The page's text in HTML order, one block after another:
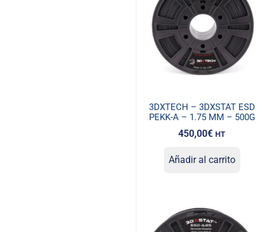
3DXTECH – 3DXSTAT ESD
PEKK-A – 1.75 MM – 500G
450,00€ HT
Añadir al carrito